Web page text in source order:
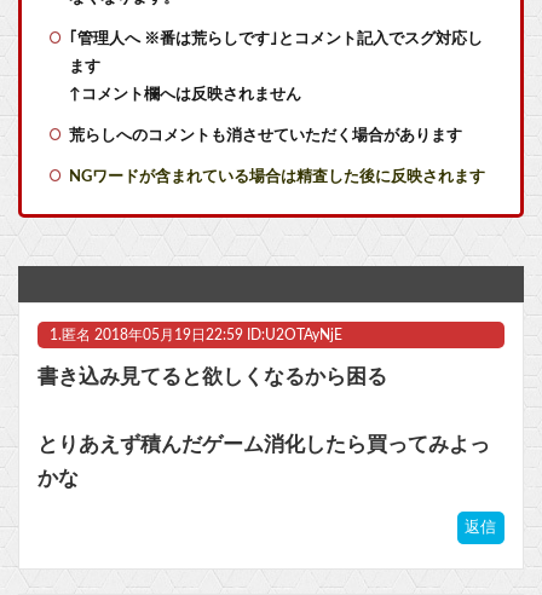
【朗報】 献血しながら引いたガチャがまさかの結果に
ファイファン5で唯一学んだことｗｗｗｗｗｗｗｗ
サイバスターが一番輝いてたスパロボ
実際『ゼルダ 時オカ』→『風タク』の時の空気感を知りたい
【ラブライブ！】LuckyFes'26配信中！他
RPGでレベル上げまくってボスも余裕にするやつｗｗｗｗ
【ウマ娘】武さんが引退したらウマ娘に実装されそう
【画像】なろう主人公さん、ガチでとんでもない理由で追放されるwww他
｢管理人へ ※番は荒らしです｣とコメント記入でスグ対応し
ます
↑コメント欄へは反映されません
荒らしへのコメントも消させていただく場合があります
NGワードが含まれている場合は精査した後に反映されます
1. 匿名 2018年05月19日22:59 ID:U2OTAyNjE
書き込み見てると欲しくなるから困る
とりあえず積んだゲーム消化したら買ってみよっ
かな
返信